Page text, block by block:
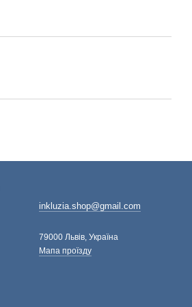
inkluzia.shop@gmail.com
79000 Львів, Україна
Мапа проїзду